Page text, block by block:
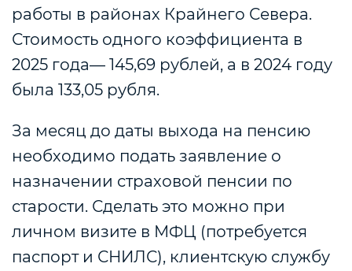
работы в районах Крайнего Севера.
Стоимость одного коэффициента в
2025 года— 145,69 рублей, а в 2024 году
была 133,05 рубля.
За месяц до даты выхода на пенсию
необходимо подать заявление о
назначении страховой пенсии по
старости. Сделать это можно при
личном визите в МФЦ (потребуется
паспорт и СНИЛС), клиентскую службу